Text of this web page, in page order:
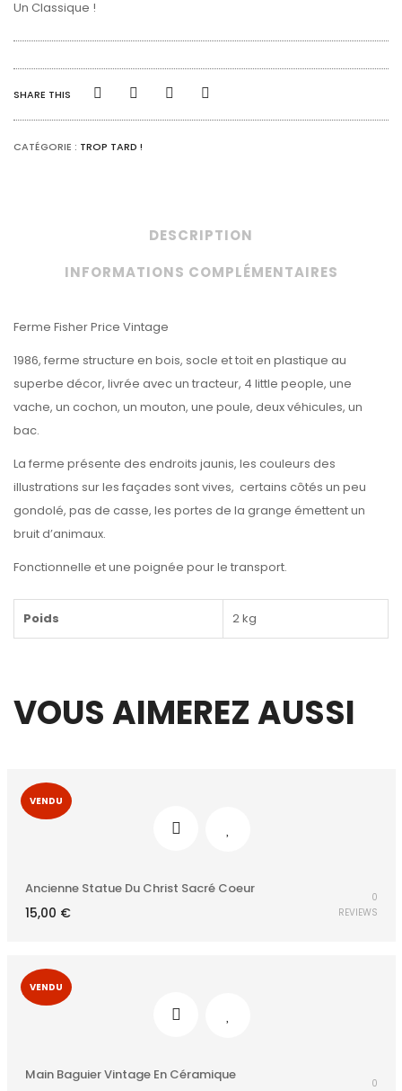
Un Classique !
SHARE THIS
CATÉGORIE : TROP TARD !
DESCRIPTION
INFORMATIONS COMPLÉMENTAIRES
Ferme Fisher Price Vintage
1986, ferme structure en bois, socle et toit en plastique au
superbe décor, livrée avec un tracteur, 4 little people, une
vache, un cochon, un mouton, une poule, deux véhicules, un
bac.
La ferme présente des endroits jaunis, les couleurs des
illustrations sur les façades sont vives, certains côtés un peu
gondolé, pas de casse, les portes de la grange émettent un
bruit d’animaux.
Fonctionnelle et une poignée pour le transport.
Poids 2 kg
VOUS AIMEREZ AUSSI
VENDU
Ancienne Statue Du Christ Sacré Coeur
15,00 €
0
REVIEWS
VENDU
Main Baguier Vintage En Céramique
0